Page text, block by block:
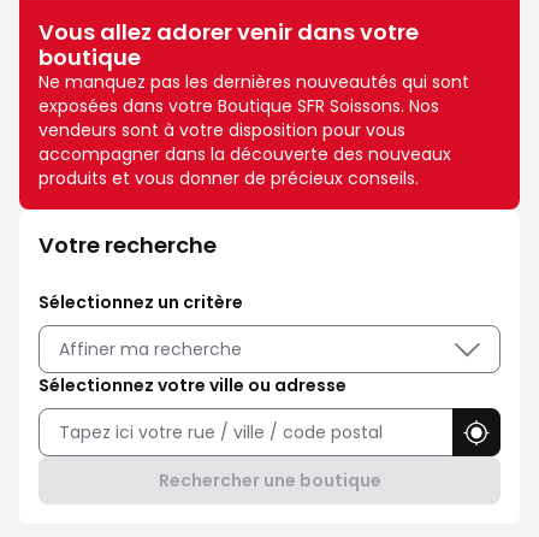
Vous allez adorer venir dans votre
boutique
Ne manquez pas les dernières nouveautés qui sont
exposées dans votre Boutique SFR Soissons. Nos
vendeurs sont à votre disposition pour vous
accompagner dans la découverte des nouveaux
produits et vous donner de précieux conseils.
Votre recherche
Sélectionnez un critère
Affiner ma recherche
Sélectionnez votre ville ou adresse
Rechercher une boutique